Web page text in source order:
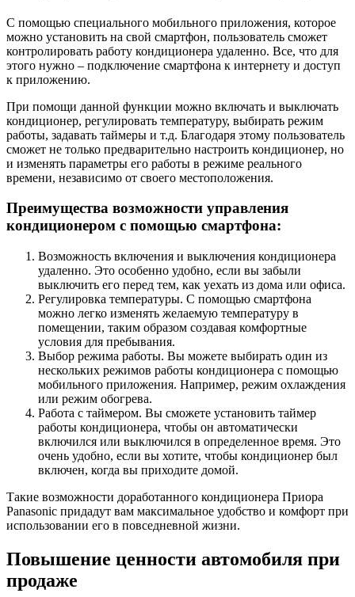
С помощью специального мобильного приложения, которое
можно установить на свой смартфон, пользователь сможет
контролировать работу кондиционера удаленно. Все, что для
этого нужно – подключение смартфона к интернету и доступ
к приложению.
При помощи данной функции можно включать и выключать
кондиционер, регулировать температуру, выбирать режим
работы, задавать таймеры и т.д. Благодаря этому пользователь
сможет не только предварительно настроить кондиционер, но
и изменять параметры его работы в режиме реального
времени, независимо от своего местоположения.
Преимущества возможности управления
кондиционером с помощью смартфона:
Возможность включения и выключения кондиционера
удаленно. Это особенно удобно, если вы забыли
выключить его перед тем, как уехать из дома или офиса.
Регулировка температуры. С помощью смартфона
можно легко изменять желаемую температуру в
помещении, таким образом создавая комфортные
условия для пребывания.
Выбор режима работы. Вы можете выбирать один из
нескольких режимов работы кондиционера с помощью
мобильного приложения. Например, режим охлаждения
или режим обогрева.
Работа с таймером. Вы сможете установить таймер
работы кондиционера, чтобы он автоматически
включился или выключился в определенное время. Это
очень удобно, если вы хотите, чтобы кондиционер был
включен, когда вы приходите домой.
Такие возможности доработанного кондиционера Приора
Panasonic придадут вам максимальное удобство и комфорт при
использовании его в повседневной жизни.
Повышение ценности автомобиля при
продаже